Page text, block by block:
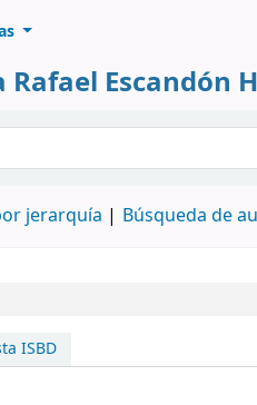
Escandón
jerarquía Búsqueda de
ISBD